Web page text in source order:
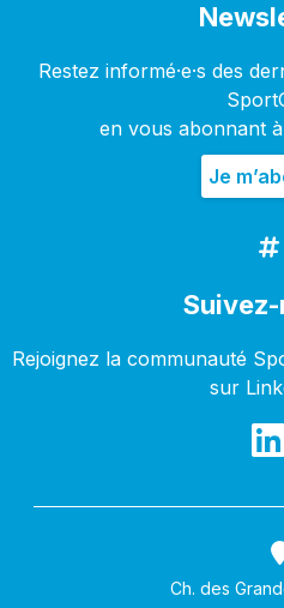
Restez informé·e·s des
en vous abonnant
Suivez-
Rejoignez la communauté
sur
Ch. des